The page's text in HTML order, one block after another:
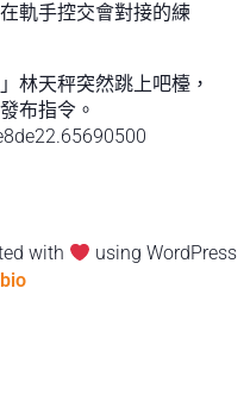
軌手控交會對接的練
林天秤突然跳上吧檯，
布指令。
with
using WordPress